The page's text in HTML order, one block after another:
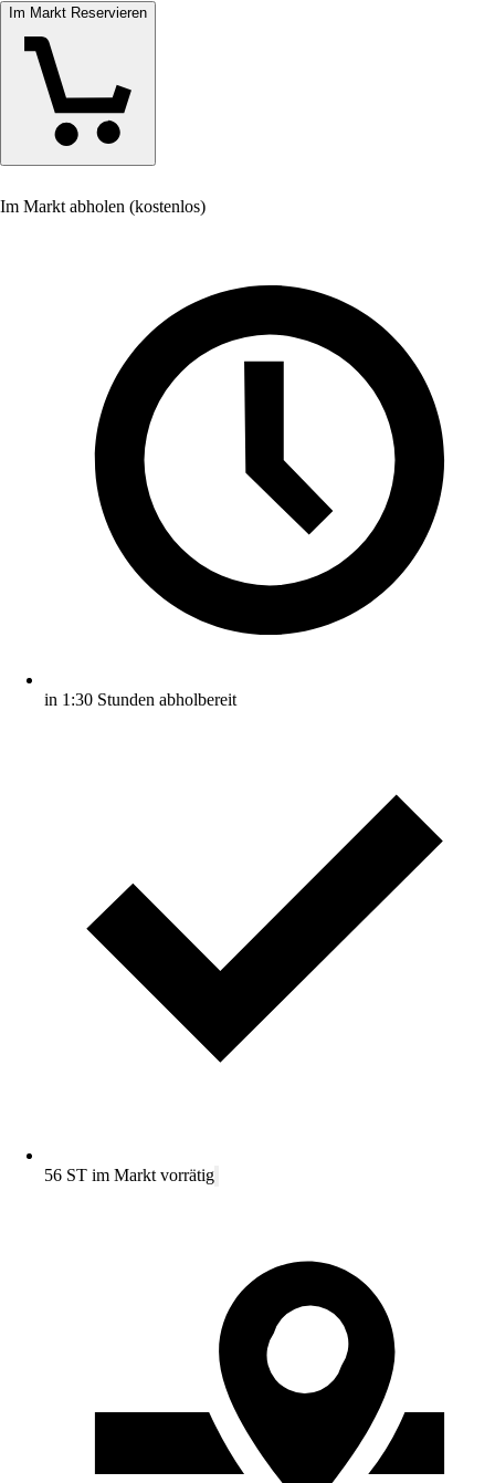
Im Markt Reservieren
Im Markt abholen (kostenlos)
in 1:30 Stunden abholbereit
56 ST im Markt vorrätig